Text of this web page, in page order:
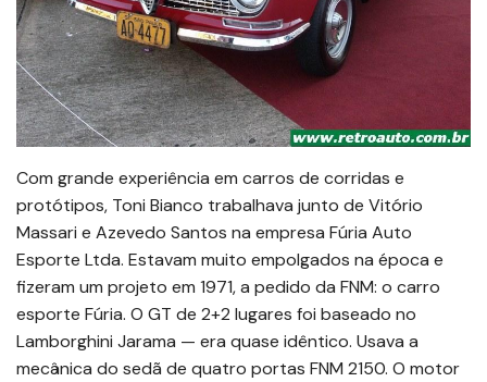
Com grande experiência em carros de corridas e
protótipos, Toni Bianco trabalhava junto de Vitório
Massari e Azevedo Santos na empresa Fúria Auto
Esporte Ltda. Estavam muito empolgados na época e
fizeram um projeto em 1971, a pedido da FNM: o carro
esporte Fúria. O GT de 2+2 lugares foi baseado no
Lamborghini Jarama — era quase idêntico. Usava a
mecânica do sedã de quatro portas FNM 2150. O motor